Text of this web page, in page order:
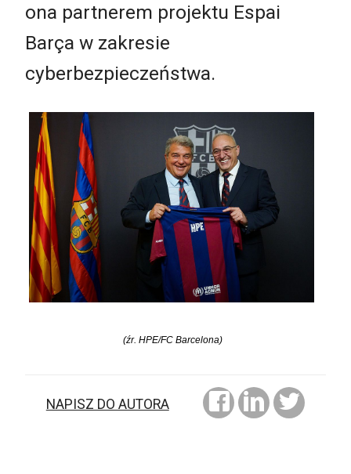
ona partnerem projektu Espai
Barça w zakresie
cyberbezpieczeństwa.
(źr. HPE/FC Barcelona)
NAPISZ DO AUTORA